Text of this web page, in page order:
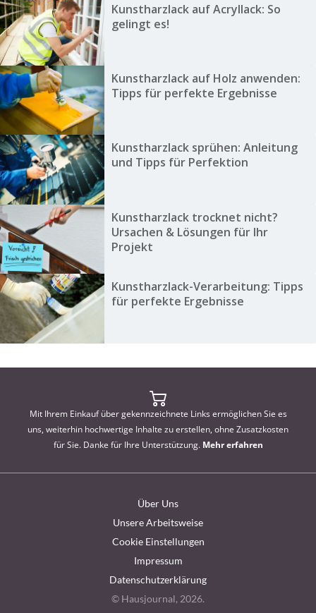
Kunstharzlack auf Acryllack: So
gelingt es!
Kunstharzlack auf Holz anwenden:
Tipps für perfekte Ergebnisse
Kunstharzlack sprühen: Anleitung
und Tipps für Perfektion
Kunstharzlack trocknet nicht?
Ursachen & Lösungen für Ihr
Projekt
Kunstharzlack-Verarbeitung: Tipps
für perfekte Ergebnisse
Mit Ihrem Einkauf über gekennzeichnete Links ermöglichen Sie es
uns, weiterhin hochwertige Inhalte zu erstellen, ohne Zusatzkosten
für Sie. Danke für Ihre Unterstützung. Mehr erfahren
Über Uns
Unsere Arbeitsweise
Cookie Einstellungen
Impressum
Datenschutzerklärung
© Hausjournal, 2026.